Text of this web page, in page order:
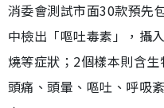
消委會測試市面30款預先
中檢出「嘔吐毒素」，攝
燒等症狀；2個樣本則含
頭痛、頭暈、嘔吐、呼吸